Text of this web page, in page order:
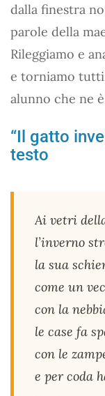
dalla finestra
parole della
Rileggiamo e
e torniamo tutti
alunno che ne
“Il gatto
testo
Ai vetri
l’inverno
la sua
come un
con la
le case fa
con le
e per coda